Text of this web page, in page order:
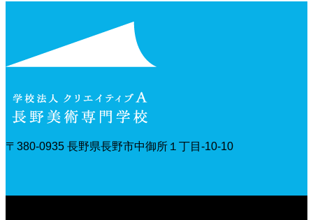
〒380-0935 長野県長野市中御所１丁目-10-10